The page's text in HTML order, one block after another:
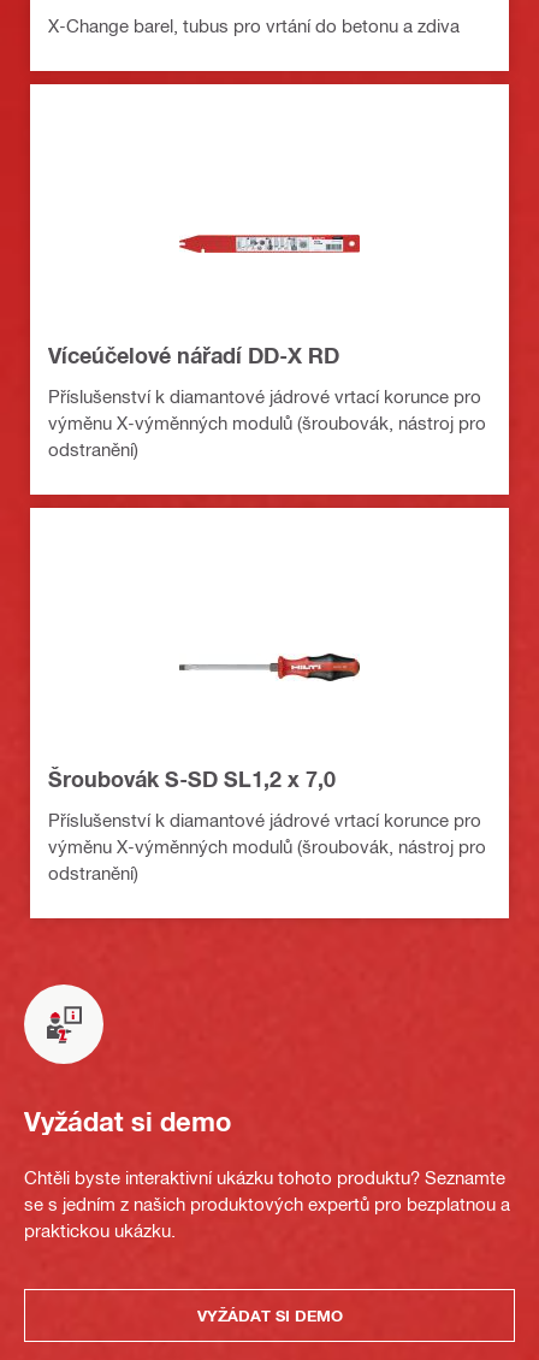
X-Change barel, tubus pro vrtání do betonu a zdiva
Víceúčelové nářadí DD-X RD
Příslušenství k diamantové jádrové vrtací korunce pro
výměnu X-výměnných modulů (šroubovák, nástroj pro
odstranění)
Šroubovák S-SD SL1,2 x 7,0
Příslušenství k diamantové jádrové vrtací korunce pro
výměnu X-výměnných modulů (šroubovák, nástroj pro
odstranění)
Vyžádat si demo
Chtěli byste interaktivní ukázku tohoto produktu? Seznamte
se s jedním z našich produktových expertů pro bezplatnou a
praktickou ukázku.
VYŽÁDAT SI DEMO